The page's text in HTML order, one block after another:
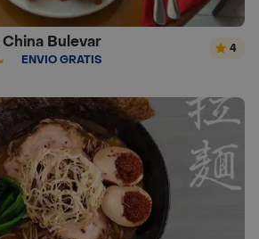
Bulevar
ENVÍO GRATIS
4